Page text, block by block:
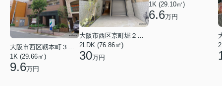
大阪市西区靱本町３丁目
1K (29.66㎡)
9.6万円
2LDK (76.86㎡)
30万円
1K (29.10㎡)
6.6万円